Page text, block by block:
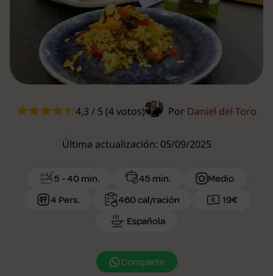
4,3 / 5 (4 votos) Por Daniel del Toro
Última actualización: 05/09/2025
5 - 40 min. 45 min.
Medio
4 Pers.
460 cal/ración
19€
Española
Compartir